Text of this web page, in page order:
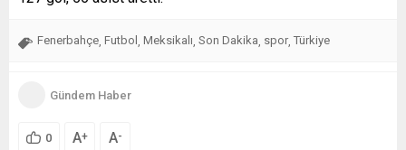
Fenerbahçe, Futbol , Meksikalı, Son Dakika, spor, Türkiye
Gündem Haber
0 A+ A-